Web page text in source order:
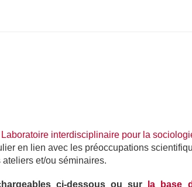
Laboratoire interdisciplinaire pour la
en lien avec les préoccupations
et/ou séminaires.
ci-dessous ou sur
la base